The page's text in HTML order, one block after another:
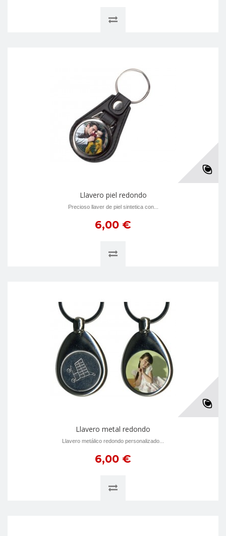
Llavero piel redondo
Precioso llaver de piel sintetica con...
6,00 €
Llavero metal redondo
Llavero metálico redondo personalizado...
6,00 €